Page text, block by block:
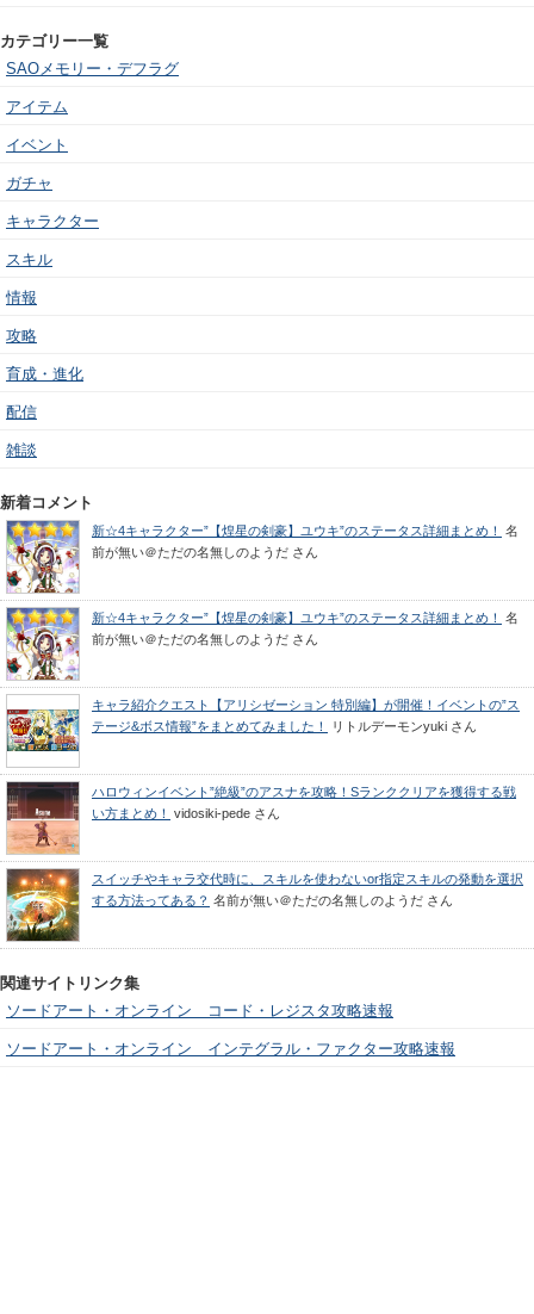
カテゴリー一覧
SAOメモリー・デフラグ
アイテム
イベント
ガチャ
キャラクター
スキル
情報
攻略
育成・進化
配信
雑談
新着コメント
新☆4キャラクター”【煌星の剣豪】ユウキ”のステータス詳細まとめ！
名
前が無い＠ただの名無しのようだ さん
新☆4キャラクター”【煌星の剣豪】ユウキ”のステータス詳細まとめ！
名
前が無い＠ただの名無しのようだ さん
キャラ紹介クエスト【アリシゼーション 特別編】が開催！イベントの”ス
テージ&ボス情報”をまとめてみました！
リトルデーモンyuki さん
ハロウィンイベント”絶級”のアスナを攻略！Sランククリアを獲得する戦
い方まとめ！
vidosiki-pede さん
スイッチやキャラ交代時に、スキルを使わないor指定スキルの発動を選択
する方法ってある？ 名前が無い＠ただの名無しのようだ さん
関連サイトリンク集
ソードアート・オンライン コード・レジスタ攻略速報
ソードアート・オンライン インテグラル・ファクター攻略速報